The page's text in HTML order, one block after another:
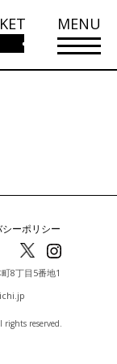
MENU
ーポリシー
8丁目5番地1
reserved.